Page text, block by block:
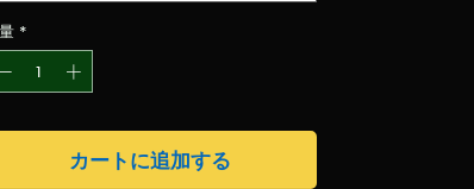
ードは、繊維とタンパク質の組
合わせであり、そのすべてが満腹
吸収し、胃の中で膨張すること
でき、食欲を抑制し、早すぎる空
*
カートに追加する